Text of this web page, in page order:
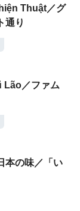
Thuật／グ
通り
／ファム
本の味／「い